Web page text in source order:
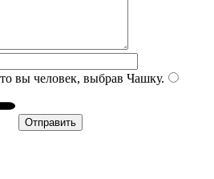
вы человек, выбрав Чашку.